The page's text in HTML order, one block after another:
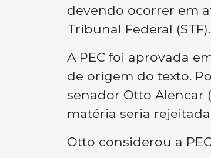
devendo ocorrer em
Tribunal Federal (STF).
A PEC foi aprovada
de origem do texto.
senador Otto Alencar
matéria seria
Otto considerou a